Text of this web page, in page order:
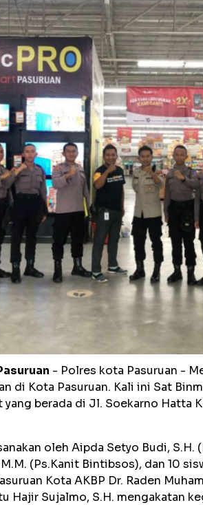
- Polres kota Pasuruan -
di Kota Pasuruan. Kali ini Sat
yang berada di Jl. Soekarno Hatta
oleh Aipda Setyo Budi, S.H.
(Ps.Kanit Bintibsos), dan 10
Kota AKBP Dr. Raden
Hajir Sujalmo, S.H. mengakatan